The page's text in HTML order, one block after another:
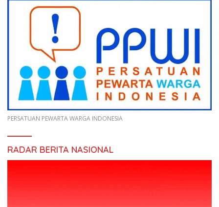
PERSATUAN PEWARTA WARGA INDONESIA
RADAR BERITA NASIONAL